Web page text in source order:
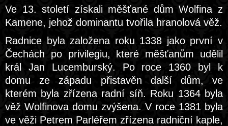
Ve 13. století získali měšťané dům Wolfina z
Kamene, jehož dominantu tvořila hranolová věž.
Radnice byla založena roku 1338 jako první v
Čechách po privilegiu, které měšťanům udělil
král Jan Lucemburský. Po roce 1360 byl k
domu ze západu přistavěn další dům, ve
kterém byla zřízena radní síň. Roku 1364 byla
věž Wolfinova domu zvýšena. V roce 1381 byla
ve věži Petrem Parléřem zřízena radniční kaple,